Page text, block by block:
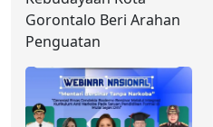
Gorontalo Beri Arahan
Penguatan